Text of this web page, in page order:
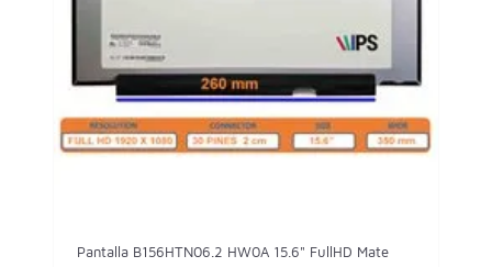
Pantalla B156HTN06.2 HW0A 15.6" FullHD Mate